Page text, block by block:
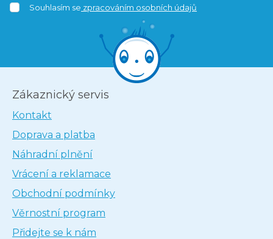
Souhlasím se zpracováním osobních údajů
Zákaznický servis
Kontakt
Doprava a platba
Náhradní plnění
Vrácení a reklamace
Obchodní podmínky
Věrnostní program
Přidejte se k nám